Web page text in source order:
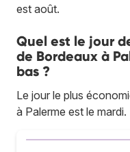
est août.
Quel est le jour
de Bordeaux à
bas ?
Le jour le plus
à Palerme est le mardi.